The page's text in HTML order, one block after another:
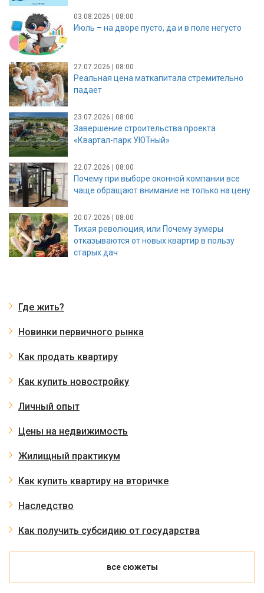
03.08.2026 | 08:00
Июль – на дворе пусто, да и в поле негусто
27.07.2026 | 08:00
Реальная цена маткапитала стремительно
падает
23.07.2026 | 08:00
Завершение строительства проекта
«Квартал-парк УЮТный»
22.07.2026 | 08:00
Почему при выборе оконной компании все
чаще обращают внимание не только на цену
20.07.2026 | 08:00
Тихая революция, или Почему зумеры
отказываются от новых квартир в пользу
старых дач
Где жить?
Новинки первичного рынка
Как продать квартиру
Как купить новостройку
Личный опыт
Цены на недвижимость
Жилищный практикум
Как купить квартиру на вторичке
Наследство
Как получить субсидию от государства
все сюжеты